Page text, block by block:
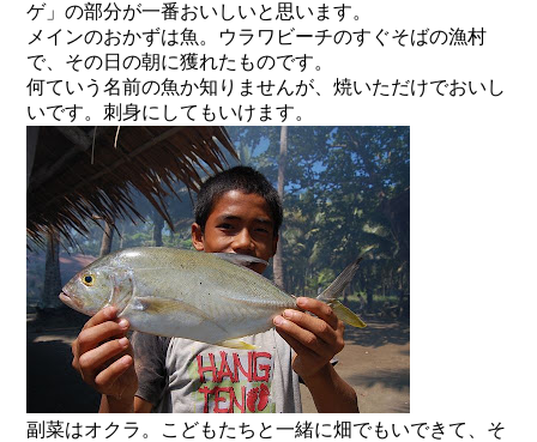
ゲ」の部分が一番おいしいと思います。
メインのおかずは魚。ウラワビーチのすぐそばの漁村
で、その日の朝に獲れたものです。
何ていう名前の魚か知りませんが、焼いただけでおいし
いです。刺身にしてもいけます。
副菜はオクラ。こどもたちと一緒に畑でもいできて、そ